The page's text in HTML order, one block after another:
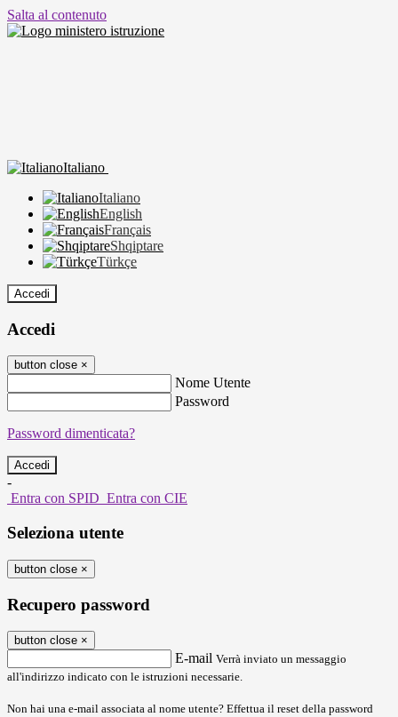
Salta al contenuto
Italiano
Italiano
English
Français
Shqiptare
Türkçe
Accedi
Accedi
button close ×
Nome Utente
Password
Password dimenticata?
-
Entra con SPID Entra con CIE
Seleziona utente
button close ×
Recupero password
button close ×
E-mail Verrà inviato un messaggio
all'indirizzo indicato con le istruzioni necessarie.
Non hai una e-mail associata al nome utente? Effettua il reset della password